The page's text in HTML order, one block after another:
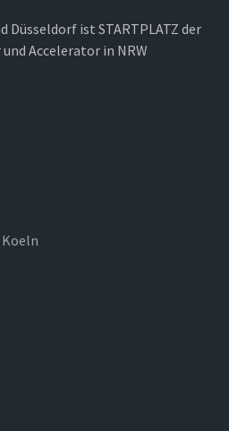
ist STARTPLATZ der
Accelerator in NRW
Koeln